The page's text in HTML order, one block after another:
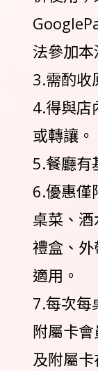
法參加本
3.需酌收
4.得與店
或轉讓。
5.餐廳有
6.優惠僅
桌菜、
禮盒、
適用。
7.每次每
附屬卡
及附屬